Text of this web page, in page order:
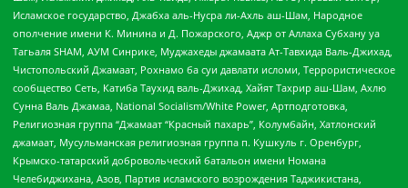
Исламское государство, Джабха аль-Нусра ли-Ахль аш-Шам, Народное
ополчение имени К. Минина и Д. Пожарского, Аджр от Аллаха Субхану уа
Тагьаля SHAM, АУМ Синрике, Муджахеды джамаата Ат-Тавхида Валь-Джихад,
Чистопольский Джамаат, Рохнамо ба суи давлати исломи, Террористическое
сообщество Сеть, Катиба Таухид валь-Джихад, Хайят Тахрир аш-Шам, Ахлю
Сунна Валь Джамаа, National Socialism/White Power, Артподготовка,
Религиозная группа “Джамаат “Красный пахарь”, Колумбайн, Хатлонский
джамаат, Мусульманская религиозная группа п. Кушкуль г. Оренбург,
Крымско-татарский добровольческий батальон имени Номана
Челебиджихана, Азов, Партия исламского возрождения Таджикистана,